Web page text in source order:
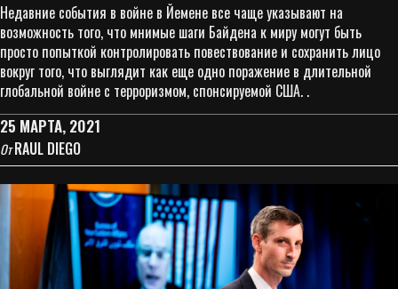
Недавние события в войне в Йемене все чаще указывают на
возможность того, что мнимые шаги Байдена к миру могут быть
просто попыткой контролировать повествование и сохранить лицо
вокруг того, что выглядит как еще одно поражение в длительной
глобальной войне с терроризмом, спонсируемой США. .
25 МАРТА, 2021
ОтRAUL DIEGO